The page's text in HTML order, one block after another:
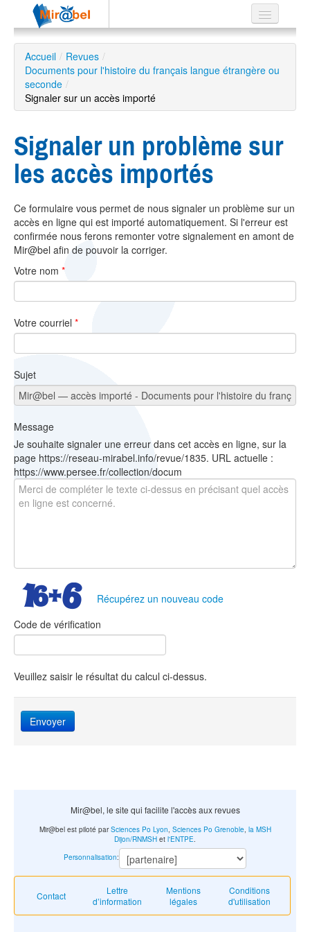
Le réseau
Soutien
Listes
Recherche
avancée
EN
ES
?
Accueil / Revues /
Documents pour l'histoire du français langue étrangère ou
seconde /
Signaler sur un accès importé
Signaler un problème sur
les accès importés
Ce formulaire vous permet de nous signaler un problème sur un
accès en ligne qui est importé automatiquement. Si l'erreur est
confirmée nous ferons remonter votre signalement en amont de
Mir@bel afin de pouvoir la corriger.
Votre nom *
Votre courriel *
Sujet
Message
Je souhaite signaler une erreur dans cet accès en ligne, sur la
page https://reseau-mirabel.info/revue/1835. URL actuelle :
https://www.persee.fr/collection/docum
Récupérez un nouveau code
Code de vérification
Veuillez saisir le résultat du calcul ci-dessus.
Envoyer
Mir@bel, le site qui facilite l'accès aux revues
Contact
Lettre
d’information
Mentions
légales
Conditions
d'utilisation
Mir@bel est piloté parSciences Po Lyon Sciences Po Grenoble, la MSH
Dijon/RNMSH et l'ENTPE
Personnalisation: